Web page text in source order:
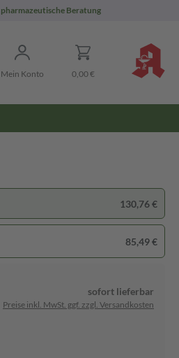
pharmazeutische Beratung
Mein Konto 0,00 €
130,76 €
85,49 €
sofort lieferbar
Preise inkl. MwSt. ggf. zzgl. Versandkosten